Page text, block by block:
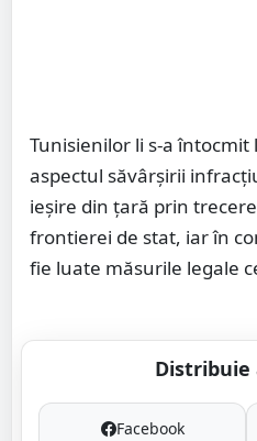
Tunisienilor li s-a
aspectul săvârșirii
ieşire din ţară prin
frontierei de stat, iar în
fie luate măsurile legale
Facebook